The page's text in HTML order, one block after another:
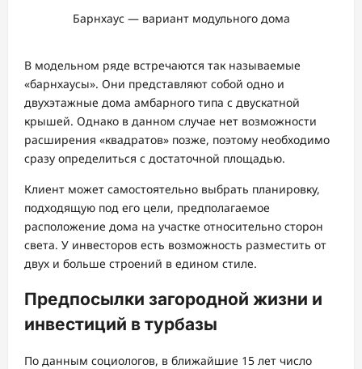
Барнхаус — вариант модульного дома
В модельном ряде встречаются так называемые
«барнхаусы». Они представляют собой одно и
двухэтажные дома амбарного типа с двускатной
крышей. Однако в данном случае нет возможности
расширения «квадратов» позже, поэтому необходимо
сразу определиться с достаточной площадью.
Клиент может самостоятельно выбрать планировку,
подходящую под его цели, предполагаемое
расположение дома на участке относительно сторон
света. У инвесторов есть возможность разместить от
двух и больше строений в едином стиле.
Предпосылки загородной жизни и
инвестиций в турбазы
По данным социологов, в ближайшие 15 лет число